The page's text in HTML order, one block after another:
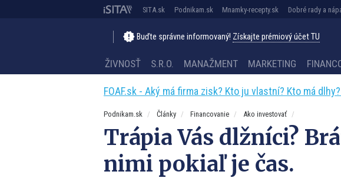
SITA.sk Podnikam.sk Mnamky-recepty.sk Dobré rady a
Buďte správne informovaný! Získajte prémiový účet TU
ŽIVNOSŤ S.R.O. MANAŽMENT MARKETING
FOAF.sk - Aký má firma zisk? Kto ju vlastní? Kto má
Podnikam.sk Články Financovanie Ako investovať
Trápia Vás dlžníci?
nimi pokiaľ je čas.